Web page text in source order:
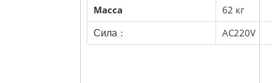
Масса
62 кг
Сила ： AC220V